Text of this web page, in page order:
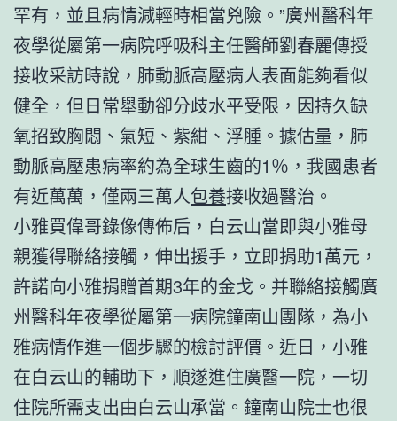
罕有，並且病情減輕時相當兇險。”廣州醫科年
夜學從屬第一病院呼吸科主任醫師劉春麗傳授
接收采訪時說，肺動脈高壓病人表面能夠看似
健全，但日常舉動卻分歧水平受限，因持久缺
氧招致胸悶、氣短、紫紺、浮腫。據估量，肺
動脈高壓患病率約為全球生齒的1％，我國患者
有近萬萬，僅兩三萬人包養接收過醫治。
小雅買偉哥錄像傳佈后，白云山當即與小雅母
親獲得聯絡接觸，伸出援手，立即捐助1萬元，
許諾向小雅捐贈首期3年的金戈。并聯絡接觸廣
州醫科年夜學從屬第一病院鐘南山團隊，為小
雅病情作進一個步驟的檢討評價。近日，小雅
在白云山的輔助下，順遂進住廣醫一院，一切
住院所需支出由白云山承當。鐘南山院士也很